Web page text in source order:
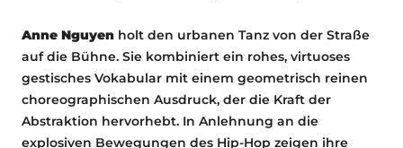
Anne Nguyen holt den urbanen Tanz von der Straße
auf die Bühne. Sie kombiniert ein rohes, virtuoses
gestisches Vokabular mit einem geometrisch reinen
choreographischen Ausdruck, der die Kraft der
Abstraktion hervorhebt. In Anlehnung an die
explosiven Bewegungen des Hip-Hop zeigen ihre